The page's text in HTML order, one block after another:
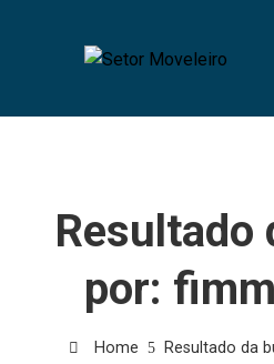
Resultado
por:
Home Resultado da